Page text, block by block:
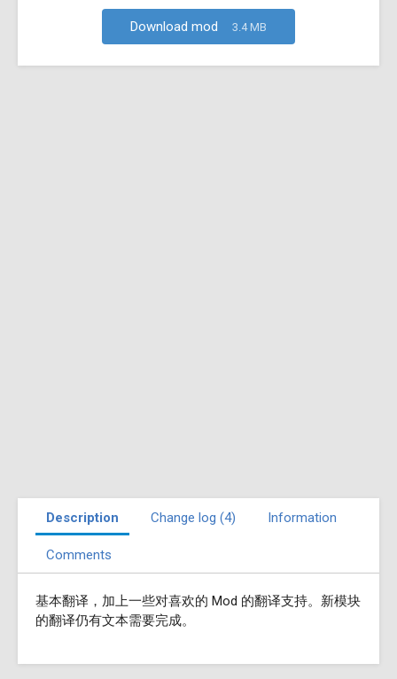
Download mod 3.4 MB
Description Change log (4) Information
Comments
基本翻译，加上一些对喜欢的 Mod 的翻译支持。新模块
的翻译仍有文本需要完成。